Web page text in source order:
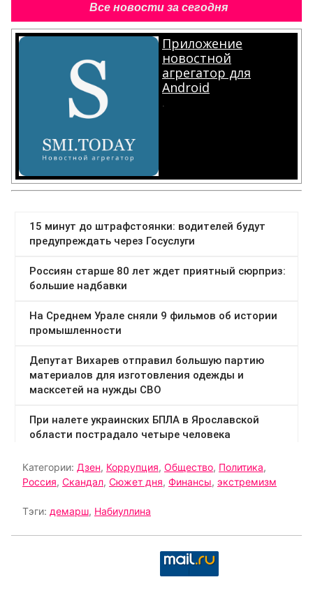
Все новости за сегодня
Приложение
новостной
агрегатор для
Android
.
Категории: Дзен, Коррупция, Общество, Политика,
Россия, Скандал, Сюжет дня, Финансы, экстремизм
Тэги: демарш, Набиуллина